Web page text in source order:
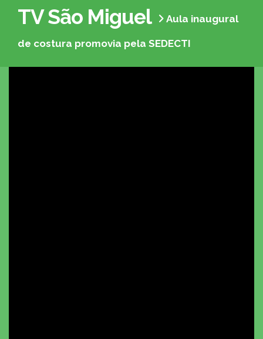
TV São Miguel Aula inaugural
de costura promovia pela SEDECTI